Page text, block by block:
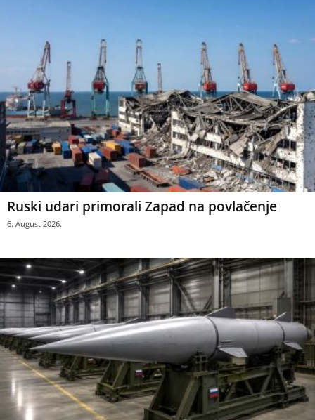
Ruski udari primorali Zapad na povlačenje
6. August 2026.